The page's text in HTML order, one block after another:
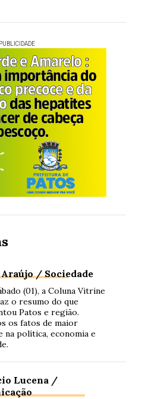
PUBLICIDADE
/ Sociedade
(01), a Coluna Vitrine
o resumo do que
Patos e região.
os fatos de maior
na política, economia e
Lucena /